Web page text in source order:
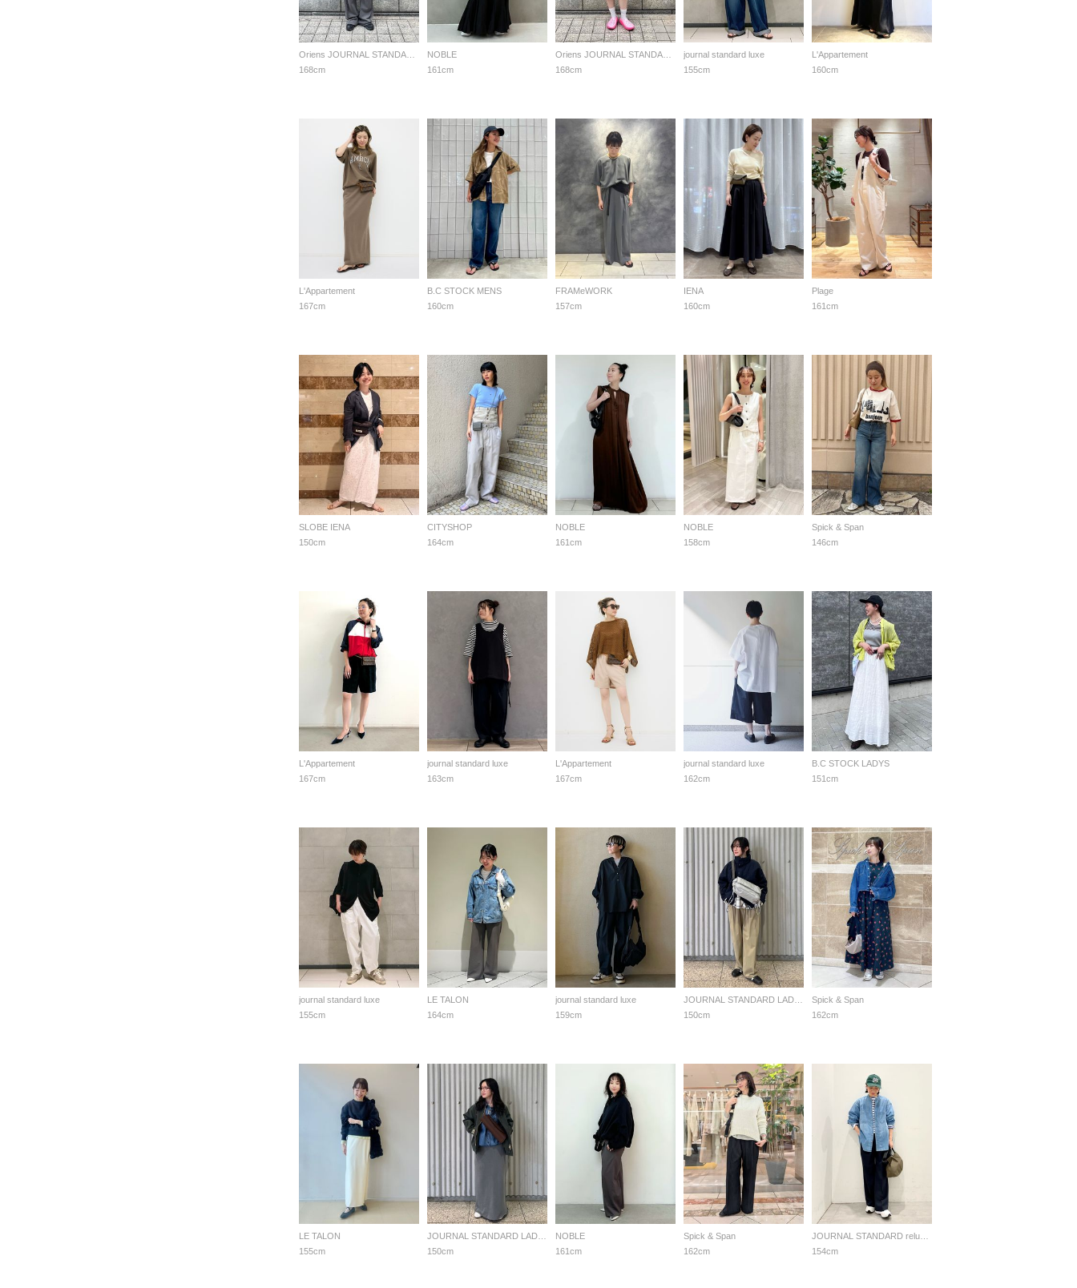
168cm
NOBLE
161cm
168cm
journal standard luxe
155cm
L'Appartement
160cm
L'Appartement
167cm
B.C STOCK MENS
160cm
FRAMeWORK
157cm
IENA
160cm
Plage
161cm
SLOBE IENA
150cm
CITYSHOP
164cm
NOBLE
161cm
NOBLE
158cm
Spick & Span
146cm
L'Appartement
167cm
journal standard luxe
163cm
L'Appartement
167cm
journal standard luxe
162cm
B.C STOCK LADYS
151cm
journal standard luxe
155cm
LE TALON
164cm
journal standard luxe
159cm
150cm
Spick & Span
162cm
LE TALON
155cm
150cm
NOBLE
161cm
Spick & Span
162cm
154cm